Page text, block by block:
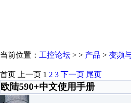
当前位置： 工控论坛 > > 产品 > 变频
首页 上一页 1 2 3 下一页 尾页
欧陆590+中文使用手册